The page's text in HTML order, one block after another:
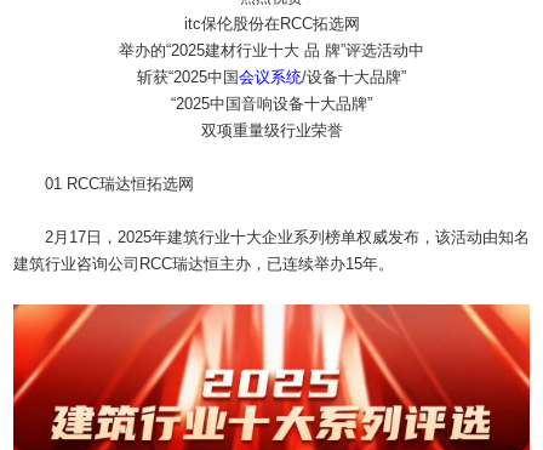
itc保伦股份在RCC拓选网
举办的“2025建材行业十大 品 牌”评选活动中
斩获“2025中国会议系统/设备十大品牌”
“2025中国音响设备十大品牌”
双项重量级行业荣誉
01 RCC瑞达恒拓选网
2月17日，2025年建筑行业十大企业系列榜单权威发布，该活动由知名
建筑行业咨询公司RCC瑞达恒主办，已连续举办15年。